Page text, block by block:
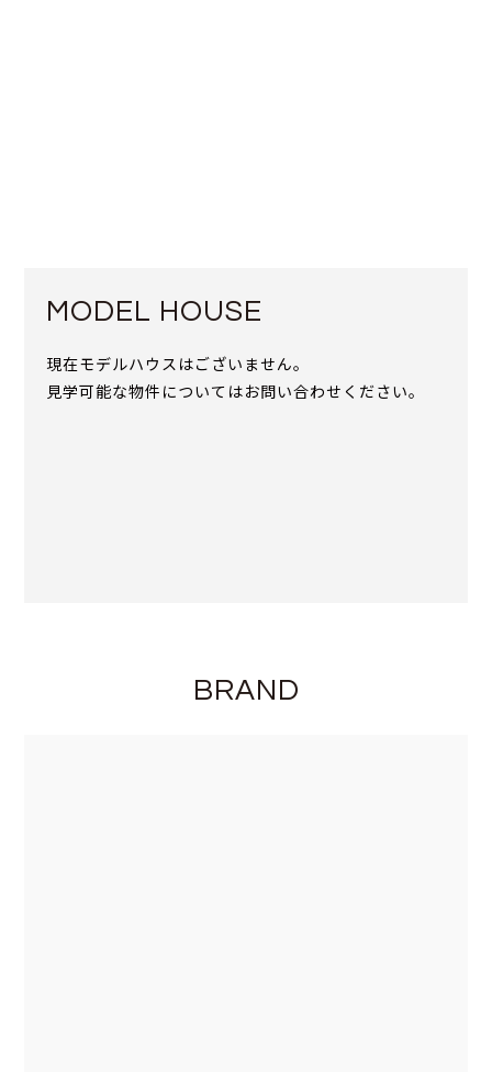
MODEL HOUSE
現在モデルハウスはございません。
見学可能な物件についてはお問い合わせください。
BRAND